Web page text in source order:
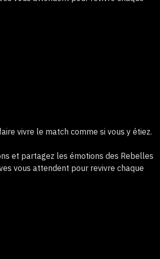
vivre le match comme si vous y étiez.
et partagez les émotions des Rebelles
vous attendent pour revivre chaque